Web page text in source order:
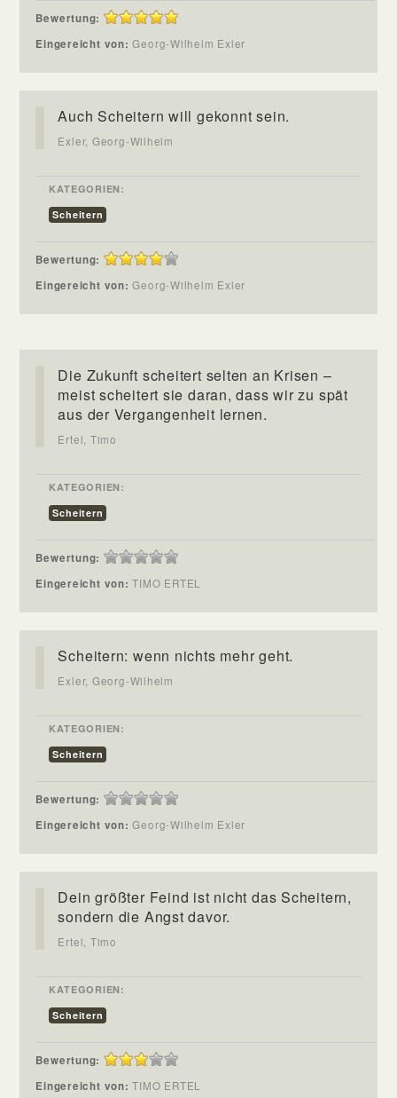
Bewertung:
Eingereicht von:Georg-Wilhelm Exler
Auch Scheitern will gekonnt sein.
Exler, Georg-Wilhelm
KATEGORIEN:
Scheitern
Bewertung:
Eingereicht von:Georg-Wilhelm Exler
Die Zukunft scheitert selten an Krisen –
meist scheitert sie daran, dass wir zu spät
aus der Vergangenheit lernen.
Ertel, Timo
KATEGORIEN:
Scheitern
Bewertung:
Eingereicht von:TIMO ERTEL
Scheitern: wenn nichts mehr geht.
Exler, Georg-Wilhelm
KATEGORIEN:
Scheitern
Bewertung:
Eingereicht von:Georg-Wilhelm Exler
Dein größter Feind ist nicht das Scheitern,
sondern die Angst davor.
Ertel, Timo
KATEGORIEN:
Scheitern
Bewertung:
Eingereicht von:TIMO ERTEL